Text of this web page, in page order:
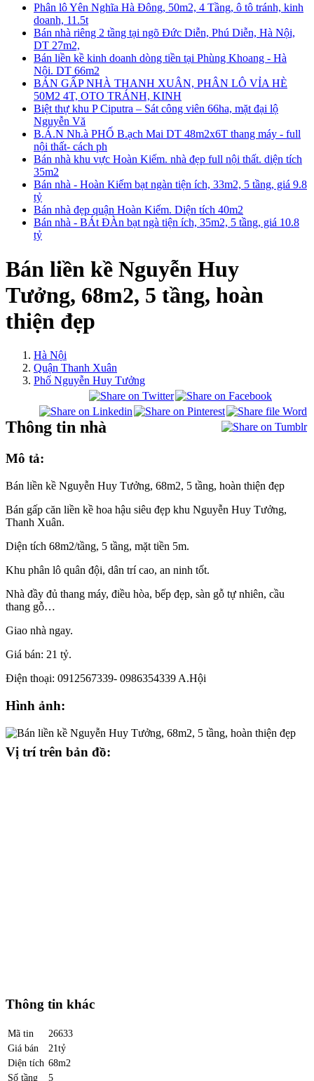
Phân lô Yên Nghĩa Hà Đông, 50m2, 4 Tầng, ô tô tránh, kinh
doanh, 11.5t
Bán nhà riêng 2 tầng tại ngõ Đức Diễn, Phú Diễn, Hà Nội,
DT 27m2,
Bán liền kề kinh doanh dòng tiền tại Phùng Khoang - Hà
Nội. DT 66m2
BÁN GẤP NHÀ THANH XUÂN, PHÂN LÔ VỈA HÈ
50M2 4T, OTO TRÁNH, KINH
Biệt thự khu P Ciputra – Sát công viên 66ha, mặt đại lộ
Nguyễn Vă
B.Á.N Nh.à PHỐ B.ạch Mai DT 48m2x6T thang máy - full
nội thất- cách ph
Bán nhà khu vực Hoàn Kiếm. nhà đẹp full nội thất. diện tích
35m2
Bán nhà - Hoàn Kiếm bạt ngàn tiện ích, 33m2, 5 tầng, giá 9.8
tỷ
Bán nhà đẹp quận Hoàn Kiếm. Diện tích 40m2
Bán nhà - BÁt ĐÀn bạt ngà tiện ích, 35m2, 5 tầng, giá 10.8
tỷ
Bán liền kề Nguyễn Huy
Tưởng, 68m2, 5 tầng, hoàn
thiện đẹp
Hà Nội
Quận Thanh Xuân
Phố Nguyễn Huy Tưởng
Thông tin nhà
Mô tả:
Bán liền kề Nguyễn Huy Tưởng, 68m2, 5 tầng, hoàn thiện đẹp
Bán gấp căn liền kề hoa hậu siêu đẹp khu Nguyễn Huy Tưởng,
Thanh Xuân.
Diện tích 68m2/tầng, 5 tầng, mặt tiền 5m.
Khu phân lô quân đội, dân trí cao, an ninh tốt.
Nhà đầy đủ thang máy, điều hòa, bếp đẹp, sàn gỗ tự nhiên, cầu
thang gỗ…
Giao nhà ngay.
Giá bán: 21 tỷ.
Điện thoại: 0912567339- 0986354339 A.Hội
Hình ảnh:
Vị trí trên bản đồ:
Thông tin khác
Mã tin
26633
Giá bán
21tỷ
Diện tích 68m2
Số tầng
5